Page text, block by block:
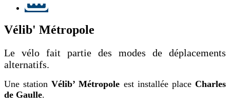
Vélib' Métropole
Le vélo fait partie des modes de déplacements
alternatifs.
Une stationVélib’ Métropole est installée placeCharles
de Gaulle.